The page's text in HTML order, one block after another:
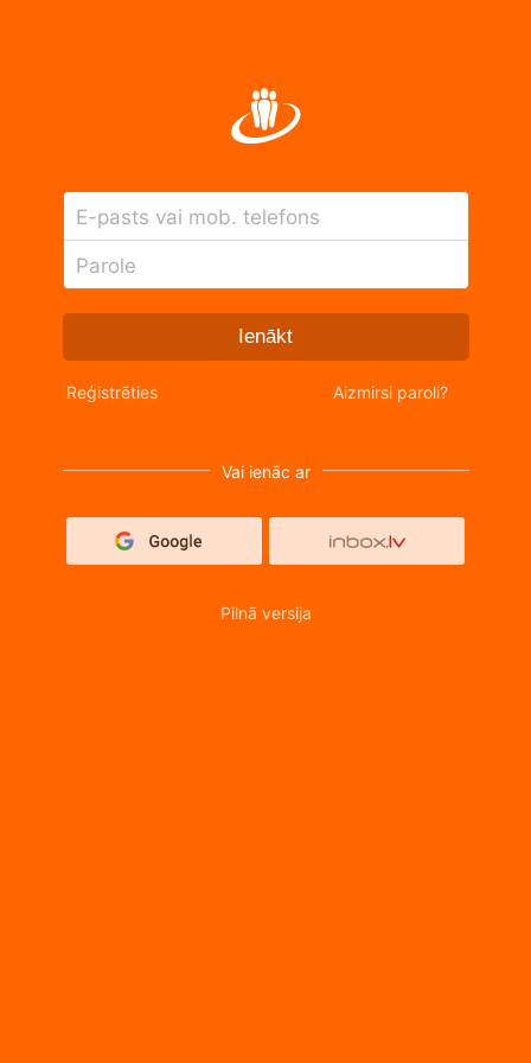
E-pasts vai mob. telefons
Parole
Ienākt
Reģistrēties Aizmirsi paroli?
Vai ienāc ar
Pilnā versija